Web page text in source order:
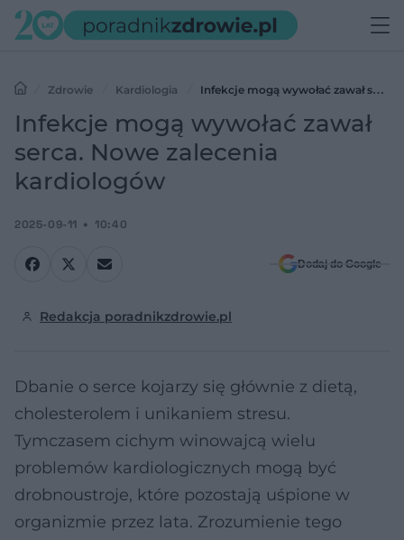
Zdrowie Kardiologia
Infekcje mogą wywołać zawał serca.
Nowe zalecenia kardiologów
Infekcje mogą wywołać zawał
serca. Nowe zalecenia
kardiologów
2025-09-11 10:40
Dodaj do Google
Redakcja poradnikzdrowie.pl
Dbanie o serce kojarzy się głównie z dietą,
cholesterolem i unikaniem stresu.
Tymczasem cichym winowajcą wielu
problemów kardiologicznych mogą być
drobnoustroje, które pozostają uśpione w
organizmie przez lata. Zrozumienie tego